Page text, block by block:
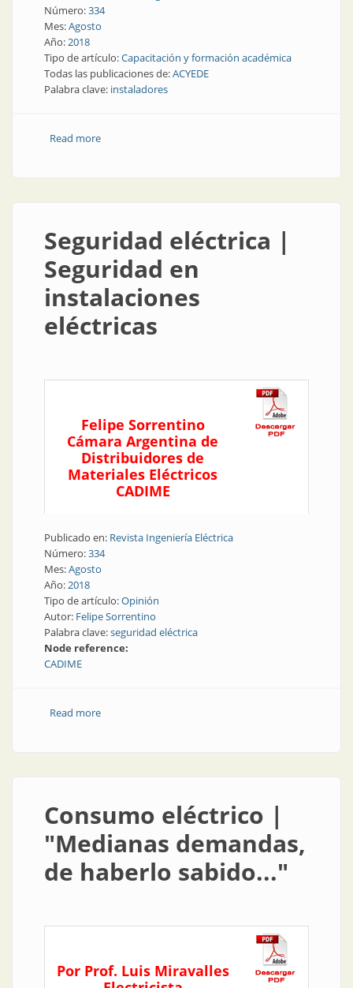
Número:334
Mes:Agosto
Año:2018
Tipo de artículo:Capacitación y formación académica
Todas las publicaciones de:ACYEDE
Palabra clave: instaladores
Read moreabout Instaladores | Tiempo de inscripciones:
Seguridad eléctrica |
Seguridad en
instalaciones
eléctricas
Felipe Sorrentino
Cámara Argentina de
Distribuidores de
Materiales Eléctricos
CADIME
Publicado en: Revista Ingeniería Eléctrica
Número:334
Mes:Agosto
Año:2018
Tipo de artículo:Opinión
Autor: Felipe Sorrentino
Palabra clave:seguridad eléctrica
Node reference:
CADIME
Read moreabout Seguridad eléctrica | Seguridad en
Consumo eléctrico |
"Medianas demandas,
de haberlo sabido..."
Por Prof. Luis Miravalles